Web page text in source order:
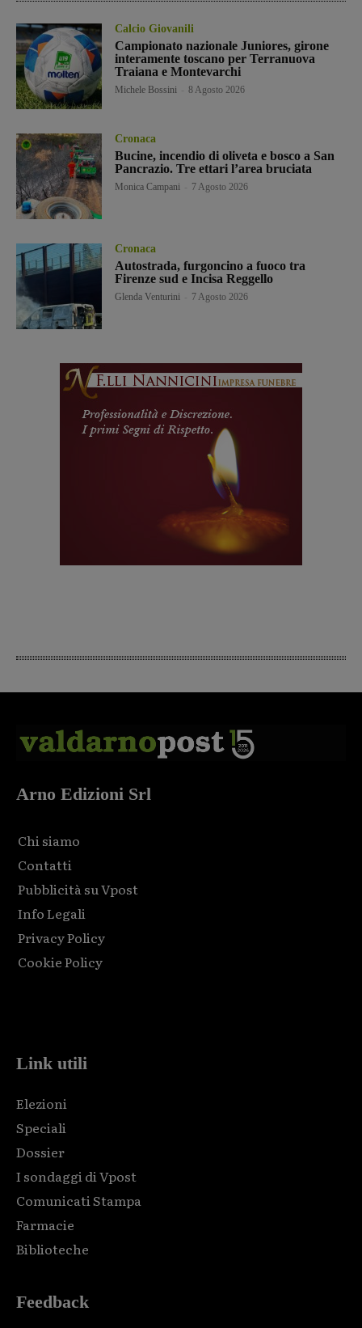
Calcio Giovanili
Campionato nazionale Juniores, girone
interamente toscano per Terranuova
Traiana e Montevarchi
Michele Bossini 8 Agosto 2026
Cronaca
Bucine, incendio di oliveta e bosco a San
Pancrazio. Tre ettari l’area bruciata
Monica Campani 7 Agosto 2026
Cronaca
Autostrada, furgoncino a fuoco tra
Firenze sud e Incisa Reggello
Glenda Venturini 7 Agosto 2026
Arno Edizioni Srl
Chi siamo
Contatti
Pubblicità su Vpost
Info Legali
Privacy Policy
Cookie Policy
Link utili
Elezioni
Speciali
Dossier
I sondaggi di Vpost
Comunicati Stampa
Farmacie
Biblioteche
Feedback